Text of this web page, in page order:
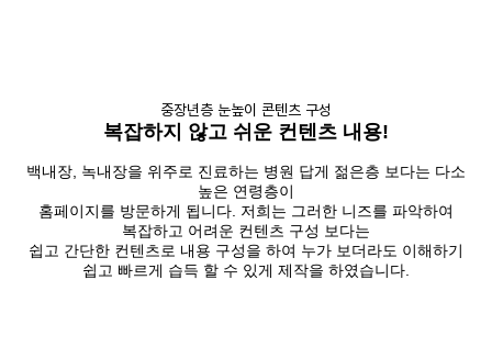
중장년층 눈높이 콘텐츠 구성
복잡하지 않고 쉬운 컨텐츠 내용!
백내장, 녹내장을 위주로 진료하는 병원 답게 젊은층 보다는 다소
높은 연령층이
홈페이지를 방문하게 됩니다. 저희는 그러한 니즈를 파악하여
복잡하고 어려운 컨텐츠 구성 보다는
쉽고 간단한 컨텐츠로 내용 구성을 하여 누가 보더라도 이해하기
쉽고 빠르게 습득 할 수 있게 제작을 하였습니다.